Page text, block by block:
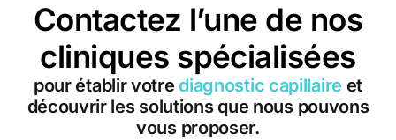
Contactez l’une de nos
cliniques spécialisées
pour établir votre diagnostic capillaire et
découvrir les solutions que nous pouvons
vous proposer.